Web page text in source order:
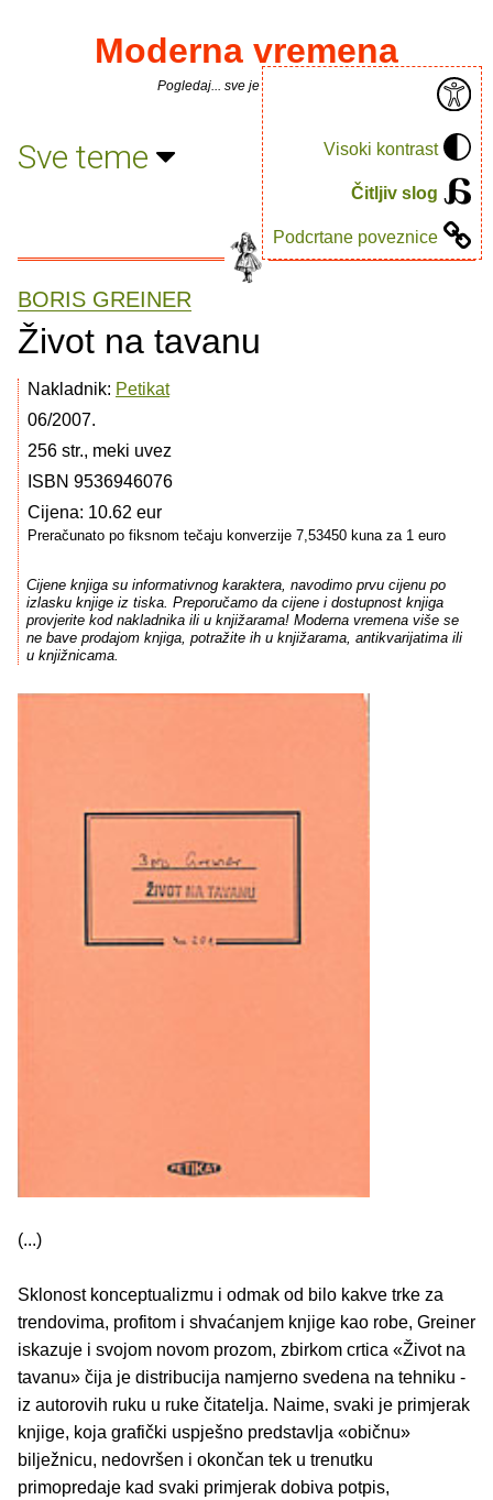
Visoki kontrast
Čitljiv slog
Podcrtane poveznice
Moderna vremena
Pogledaj... sve je puno knjiga.
Sve teme
BORIS GREINER
Život na tavanu
Nakladnik: Petikat
06/2007.
256 str., meki uvez
ISBN 9536946076
Cijena: 10.62 eur
Preračunato po fiksnom tečaju konverzije 7,53450 kuna za 1 euro
Cijene knjiga su informativnog karaktera, navodimo prvu cijenu po
izlasku knjige iz tiska. Preporučamo da cijene i dostupnost knjiga
provjerite kod nakladnika ili u knjižarama! Moderna vremena više se
ne bave prodajom knjiga, potražite ih u knjižarama, antikvarijatima ili
u knjižnicama.
(...)
Sklonost konceptualizmu i odmak od bilo kakve trke za
trendovima, profitom i shvaćanjem knjige kao robe, Greiner
iskazuje i svojom novom prozom, zbirkom crtica «Život na
tavanu» čija je distribucija namjerno svedena na tehniku -
iz autorovih ruku u ruke čitatelja. Naime, svaki je primjerak
knjige, koja grafički uspješno predstavlja «običnu»
bilježnicu, nedovršen i okončan tek u trenutku
primopredaje kad svaki primjerak dobiva potpis,